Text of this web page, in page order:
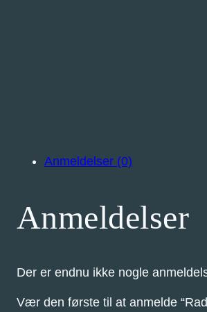
Anmeldelser (0)
Anmeldelser
Der er endnu ikke nogle
Vær den første til at anmelde